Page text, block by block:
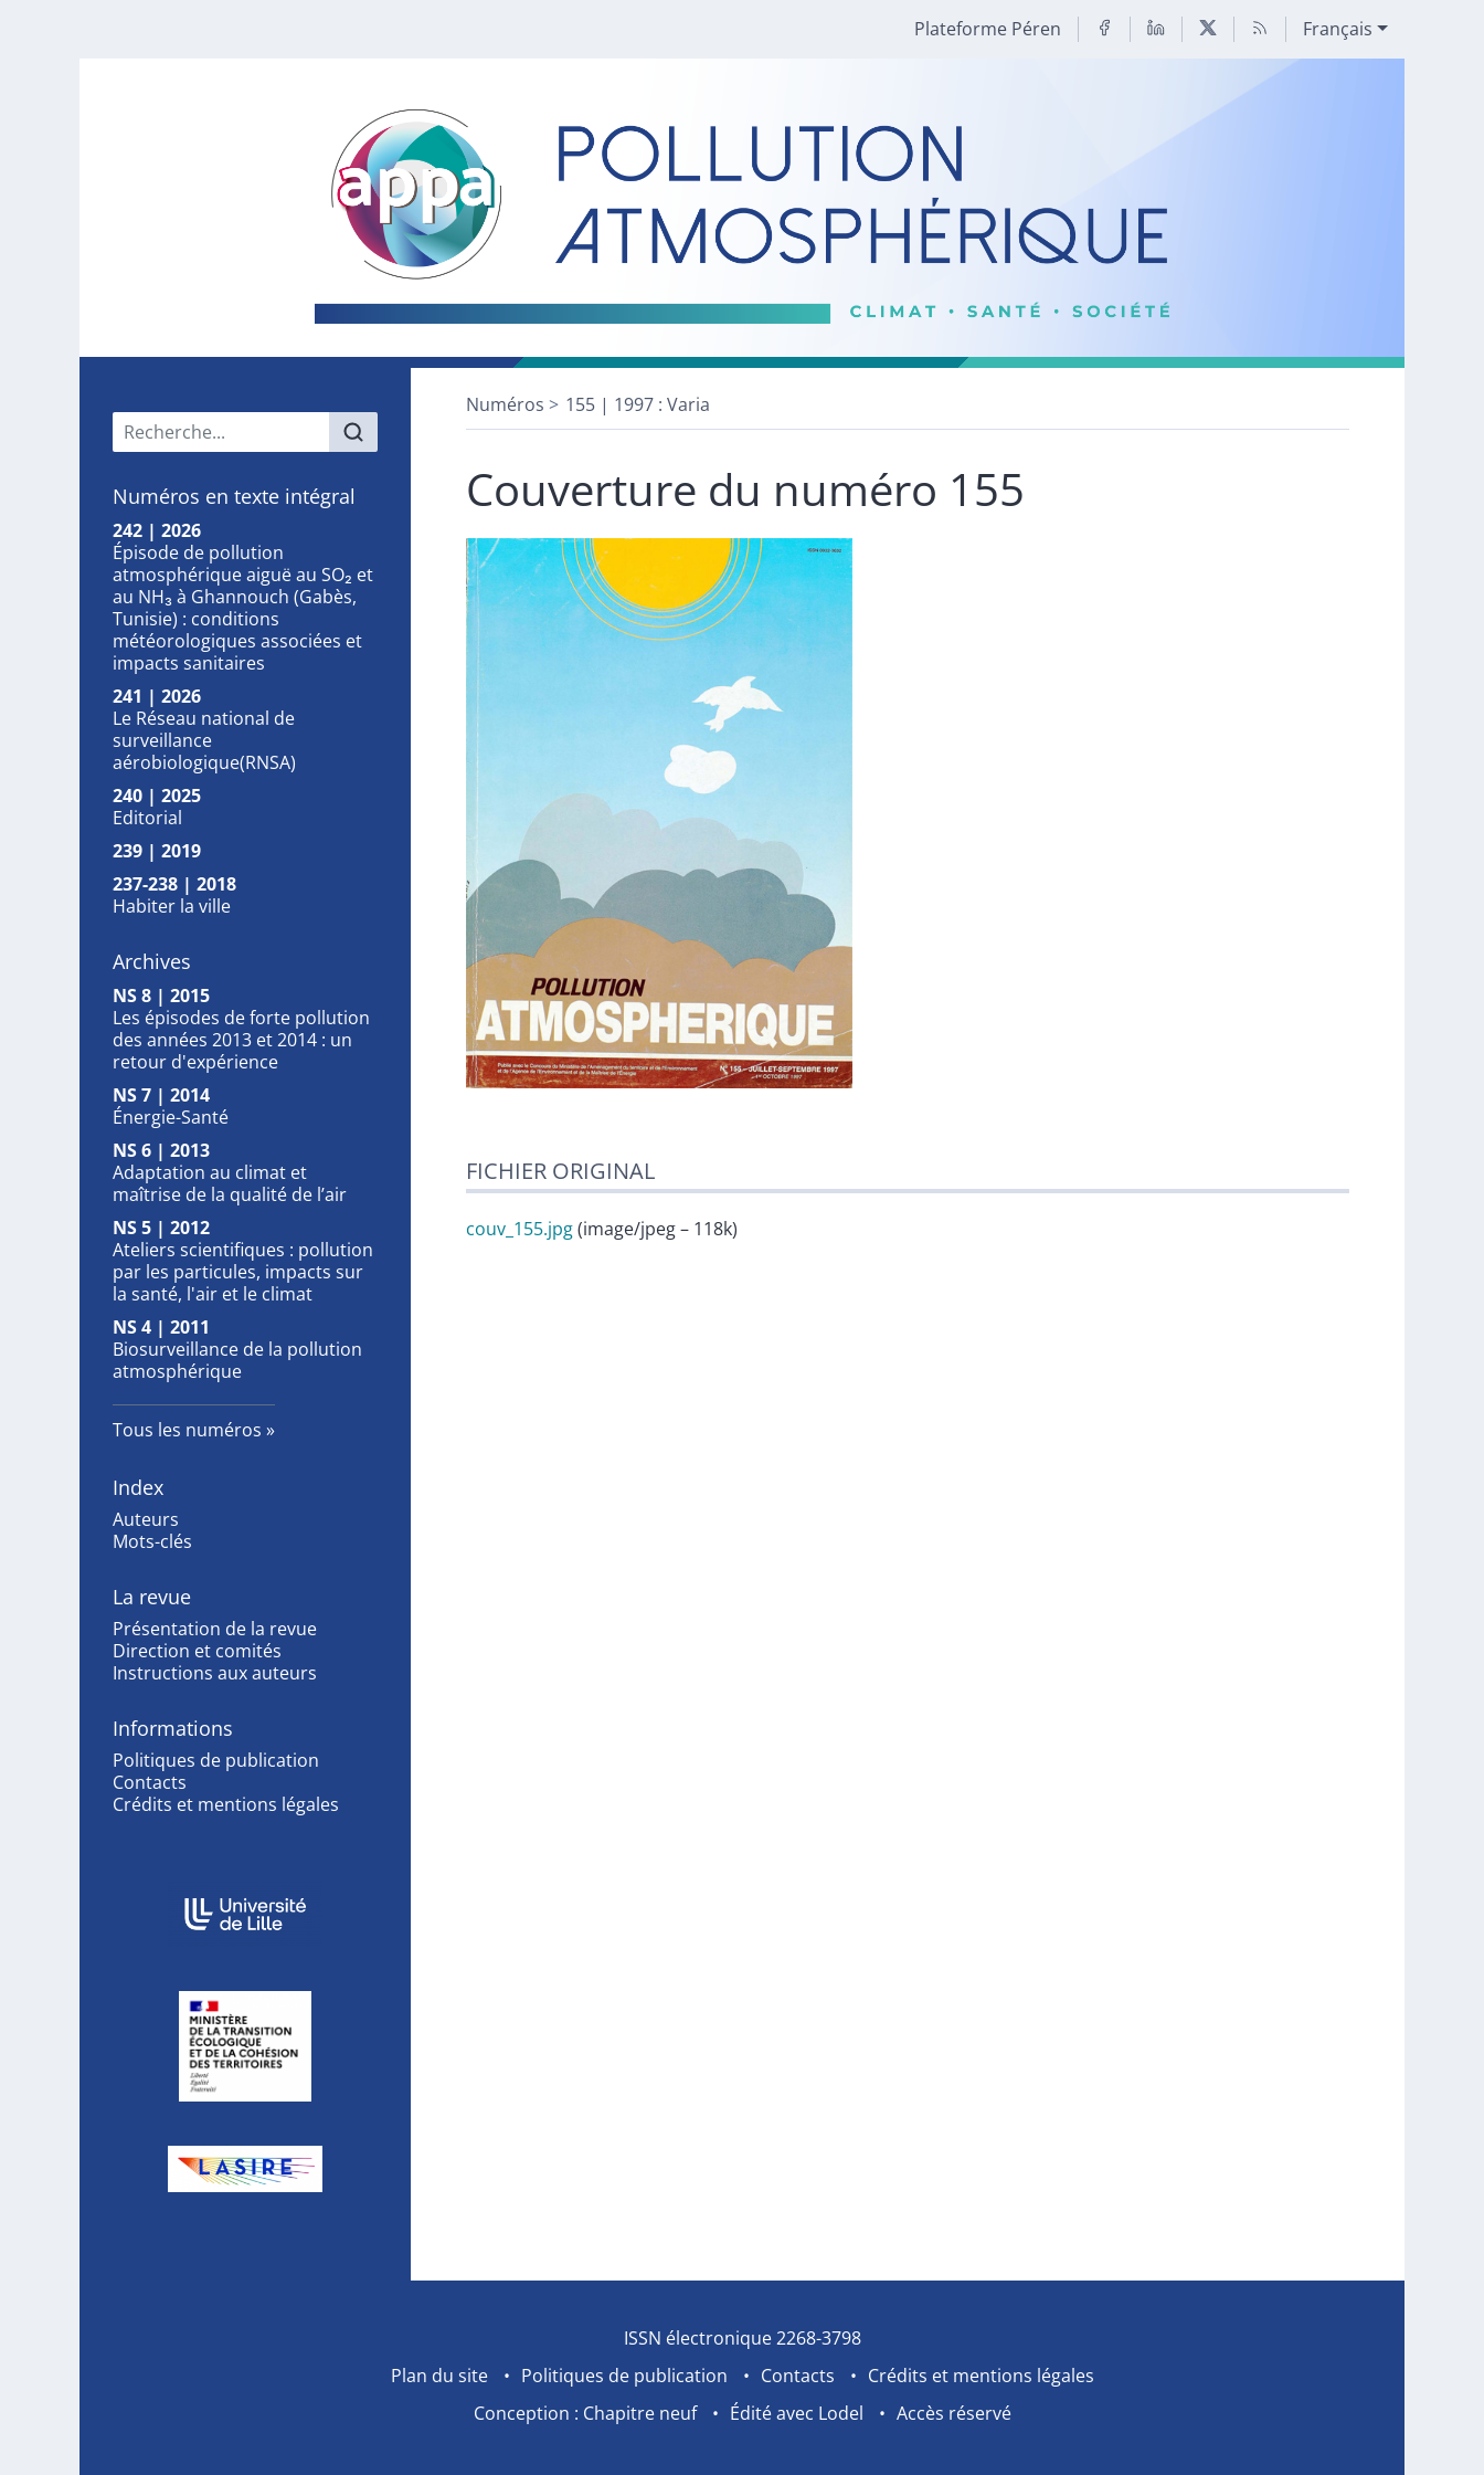
Plateforme Péren Français
Menu principal
Numéros en texte intégral
242 | 2026
Épisode de pollution
atmosphérique aiguë au SO₂ et
au NH₃ à Ghannouch (Gabès,
Tunisie) : conditions
météorologiques associées et
impacts sanitaires
241 | 2026
Le Réseau national de
surveillance
aérobiologique(RNSA)
240 | 2025
Editorial
239 | 2019
237-238 | 2018
Habiter la ville
Archives
NS 8 | 2015
Les épisodes de forte pollution
des années 2013 et 2014 : un
retour d'expérience
NS 7 | 2014
Énergie-Santé
NS 6 | 2013
Adaptation au climat et
maîtrise de la qualité de l’air
NS 5 | 2012
Ateliers scientifiques : pollution
par les particules, impacts sur
la santé, l'air et le climat
NS 4 | 2011
Biosurveillance de la pollution
atmosphérique
Tous les numéros
Index
Auteurs
Mots-clés
La revue
Présentation de la revue
Direction et comités
Instructions aux auteurs
Informations
Politiques de publication
Contacts
Crédits et mentions légales
Affiliations/partenaires
Numéros 155 | 1997 : Varia
Couverture du numéro 155
FICHIER ORIGINAL
couv_155.jpg(image/jpeg – 118k)
ISSN électronique 2268-3798
Plan du site
Politiques de publication Contacts
Crédits et mentions légales
Conception : Chapitre neuf
Édité avec Lodel Accès réservé